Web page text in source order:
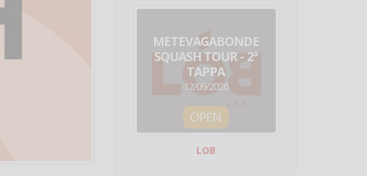
METEVAGABONDE
SQUASH TOUR - 2ª
TAPPA
12/09/2026
OPEN
LOB